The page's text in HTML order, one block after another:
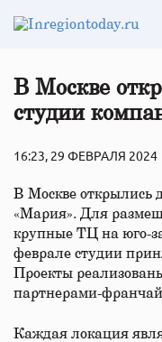
В Москве
студии
16:23, 29 ФЕВРАЛЯ 2024
В Москве открылись
«Мария». Для
крупные ТЦ на юго-
феврале студии
Проекты
партнерами-
Каждая локация